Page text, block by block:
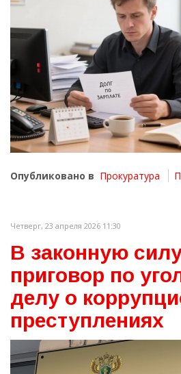
Опубликовано в Прокуратура
Четверг, 23 апреля 2026 11:30
В законную
приговор по
делу о
преступлениях